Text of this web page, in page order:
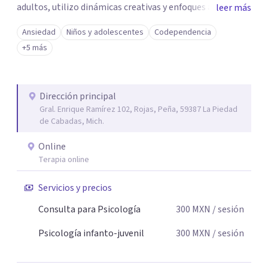
adultos, utilizo dinámicas creativas y enfoques adaptados
a tus necesidades específicas. Estoy aquí para escucharte
y brindarte las herramientas necesarias para fortalecer
tu paz mental.
leer más
Ansiedad Niños y adolescentes
Codependencia
+5 más
Dirección principal
Gral. Enrique Ramírez 102, Rojas, Peña, 59387 La Piedad
de Cabadas, Mich.
Online
Terapia online
Servicios y precios
Consulta para Psicología
300 MXN / sesión
Psicología infanto-juvenil
300 MXN / sesión